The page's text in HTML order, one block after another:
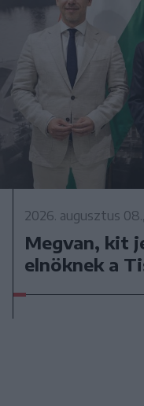
2026. augusztus
Megvan, kit
elnöknek a